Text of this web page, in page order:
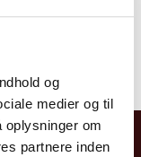
og
medier og til
om
partnere inden